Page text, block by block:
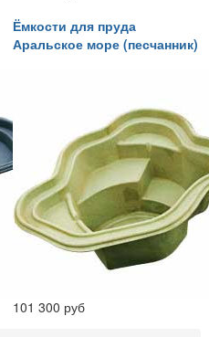
Ёмкости для пруда
Аральское море (песчанник)
101 300 руб